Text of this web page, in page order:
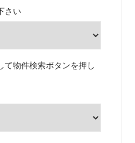
さい
て物件検索ボタンを押し